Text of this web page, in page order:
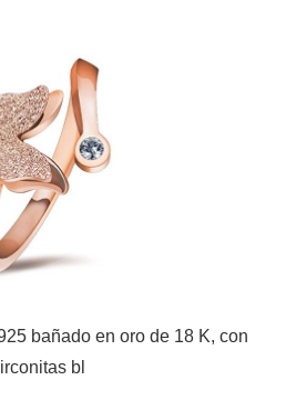
bañado en oro de 18 K, con
bl